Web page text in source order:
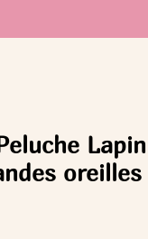
Lapin
oreilles